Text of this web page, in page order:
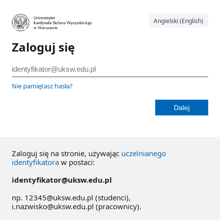
Angielski (English)
Zaloguj się
Nie pamiętasz hasła?
Zaloguj się na stronie, używając uczelnianego
identyfikatora w postaci:
identyfikator@uksw.edu.pl
np. 12345@uksw.edu.pl (studenci),
i.nazwisko@uksw.edu.pl (pracownicy).